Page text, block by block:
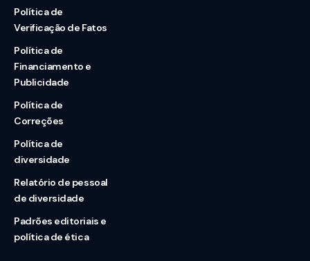
Política de
Verificação de Fatos
Política de
Financiamento e
Publicidade
Política de
Correções
Política de
diversidade
Relatório de pessoal
de diversidade
Padrões editoriais e
política de ética